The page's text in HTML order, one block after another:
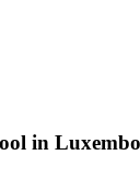
in